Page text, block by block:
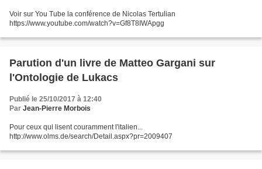
Voir sur You Tube la conférence de Nicolas Tertulian
https://www.youtube.com/watch?v=Gf8T8IWApgg
Parution d'un livre de Matteo Gargani sur
l'Ontologie de Lukacs
Publié le 25/10/2017 à 12:40
Par Jean-Pierre Morbois
Pour ceux qui lisent couramment l'italien...
http://www.olms.de/search/Detail.aspx?pr=2009407